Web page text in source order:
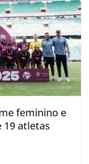
feminino e
19 atletas